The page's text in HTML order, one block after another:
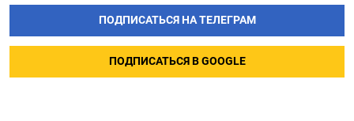
ПОДПИСАТЬСЯ НА ТЕЛЕГРАМ
ПОДПИСАТЬСЯ В GOOGLE